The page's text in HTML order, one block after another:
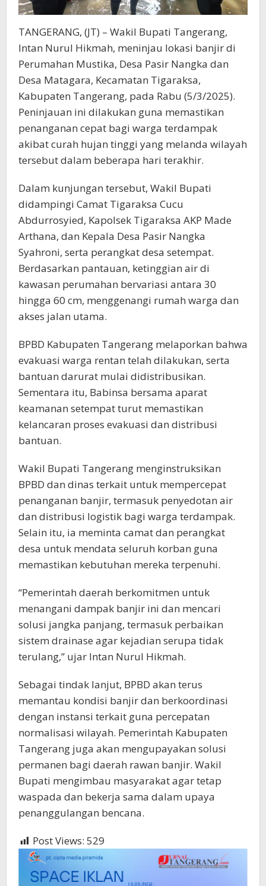
TANGERANG, (JT) – Wakil Bupati Tangerang,
Intan Nurul Hikmah, meninjau lokasi banjir di
Perumahan Mustika, Desa Pasir Nangka dan
Desa Matagara, Kecamatan Tigaraksa,
Kabupaten Tangerang, pada Rabu (5/3/2025).
Peninjauan ini dilakukan guna memastikan
penanganan cepat bagi warga terdampak
akibat curah hujan tinggi yang melanda wilayah
tersebut dalam beberapa hari terakhir.
Dalam kunjungan tersebut, Wakil Bupati
didampingi Camat Tigaraksa Cucu
Abdurrosyied, Kapolsek Tigaraksa AKP Made
Arthana, dan Kepala Desa Pasir Nangka
Syahroni, serta perangkat desa setempat.
Berdasarkan pantauan, ketinggian air di
kawasan perumahan bervariasi antara 30
hingga 60 cm, menggenangi rumah warga dan
akses jalan utama.
BPBD Kabupaten Tangerang melaporkan bahwa
evakuasi warga rentan telah dilakukan, serta
bantuan darurat mulai didistribusikan.
Sementara itu, Babinsa bersama aparat
keamanan setempat turut memastikan
kelancaran proses evakuasi dan distribusi
bantuan.
Wakil Bupati Tangerang menginstruksikan
BPBD dan dinas terkait untuk mempercepat
penanganan banjir, termasuk penyedotan air
dan distribusi logistik bagi warga terdampak.
Selain itu, ia meminta camat dan perangkat
desa untuk mendata seluruh korban guna
memastikan kebutuhan mereka terpenuhi.
“Pemerintah daerah berkomitmen untuk
menangani dampak banjir ini dan mencari
solusi jangka panjang, termasuk perbaikan
sistem drainase agar kejadian serupa tidak
terulang,” ujar Intan Nurul Hikmah.
Sebagai tindak lanjut, BPBD akan terus
memantau kondisi banjir dan berkoordinasi
dengan instansi terkait guna percepatan
normalisasi wilayah. Pemerintah Kabupaten
Tangerang juga akan mengupayakan solusi
permanen bagi daerah rawan banjir. Wakil
Bupati mengimbau masyarakat agar tetap
waspada dan bekerja sama dalam upaya
penanggulangan bencana.
Post Views: 529